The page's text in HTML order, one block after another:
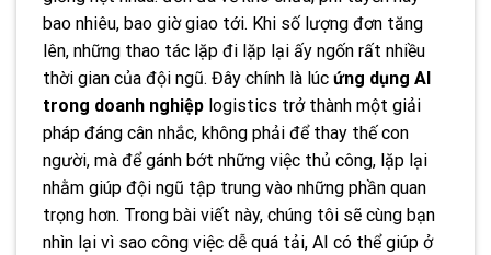
bao nhiêu, bao giờ giao tới. Khi số lượng đơn tăng
lên, những thao tác lặp đi lặp lại ấy ngốn rất nhiều
thời gian của đội ngũ. Đây chính là lúc ứng dụng AI
trong doanh nghiệp logistics trở thành một giải
pháp đáng cân nhắc, không phải để thay thế con
người, mà để gánh bớt những việc thủ công, lặp lại
nhằm giúp đội ngũ tập trung vào những phần quan
trọng hơn. Trong bài viết này, chúng tôi sẽ cùng bạn
nhìn lại vì sao công việc dễ quá tải, AI có thể giúp ở